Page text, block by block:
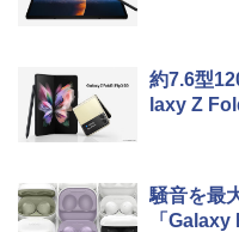
約7.6型
laxy Z
騒音を最
「Galaxy